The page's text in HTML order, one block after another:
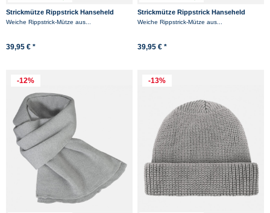
Strickmütze Rippstrick Hanseheld
100% Schurwolle (Merino) - Anthrazit
Weiche Rippstrick-Mütze aus...
39,95 € *
Strickmütze Rippstrick Hanseheld
100% Schurwolle (Merino) - Rot
Weiche Rippstrick-Mütze aus...
39,95 € *
-12% -13%